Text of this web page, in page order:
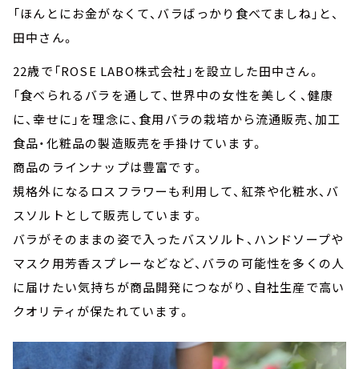
「ほんとにお金がなくて、バラばっかり食べてましね」と、
田中さん。
22歳で「ROSE LABO株式会社」を設立した田中さん。
「食べられるバラを通して、世界中の女性を美しく、健康
に、幸せに」を理念に、食用バラの栽培から流通販売、加工
食品・化粧品の製造販売を手掛けています。
商品のラインナップは豊富です。
規格外になるロスフラワーも利用して、紅茶や化粧水、バ
スソルトとして販売しています。
バラがそのままの姿で入ったバスソルト、ハンドソープや
マスク用芳香スプレーなどなど、バラの可能性を多くの人
に届けたい気持ちが商品開発につながり、自社生産で高い
クオリティが保たれています。